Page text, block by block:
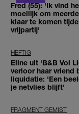
Fred (55): 'Ik vind
moeilijk om
klaar te komen
vrijpartij'
HEFTIG
Eline uit 'B&B Vol
verloor haar vriend
liquidatie: 'Een
je netvlies blijft'
FRAGMENT GEMIST